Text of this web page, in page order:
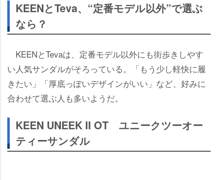
KEENとTeva、“定番モデル以外”で選ぶ
なら？
KEENとTevaは、定番モデル以外にも街歩きしやす
い人気サンダルがそろっている。「もう少し軽快に履
きたい」「厚底っぽいデザインがいい」など、好みに
合わせて選ぶ人も多いようだ。
KEEN UNEEK II OT ユニークツーオー
ティーサンダル